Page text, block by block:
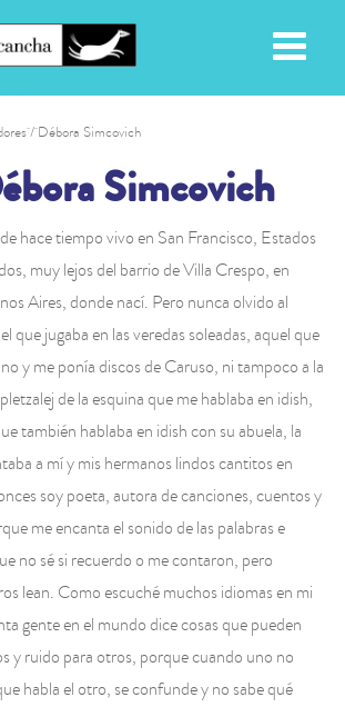
/ Débora Simcovich
Simcovich
hace tiempo vivo en San Francisco, Estados
muy lejos del barrio de Villa Crespo, en
Aires, donde nací. Pero nunca olvido al
que jugaba en las veredas soleadas, aquel que
y me ponía discos de Caruso, ni tampoco a la
de la esquina que me hablaba en idish,
también hablaba en idish con su abuela, la
a mí y mis hermanos lindos cantitos en
soy poeta, autora de canciones, cuentos y
me encanta el sonido de las palabras e
no sé si recuerdo o me contaron, pero
lean. Como escuché muchos idiomas en mi
gente en el mundo dice cosas que pueden
y ruido para otros, porque cuando uno no
habla el otro, se confunde y no sabe qué